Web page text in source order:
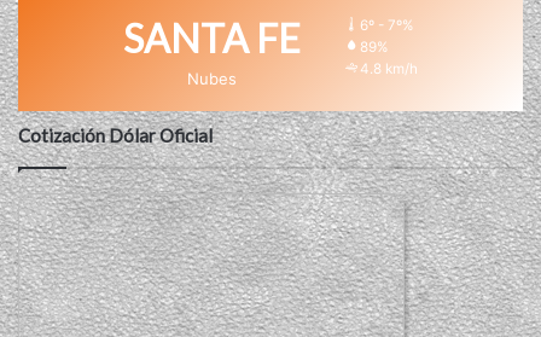
SANTA FE
Nubes
6º - 7º%
89%
4.8 km/h
Cotización Dólar Oficial